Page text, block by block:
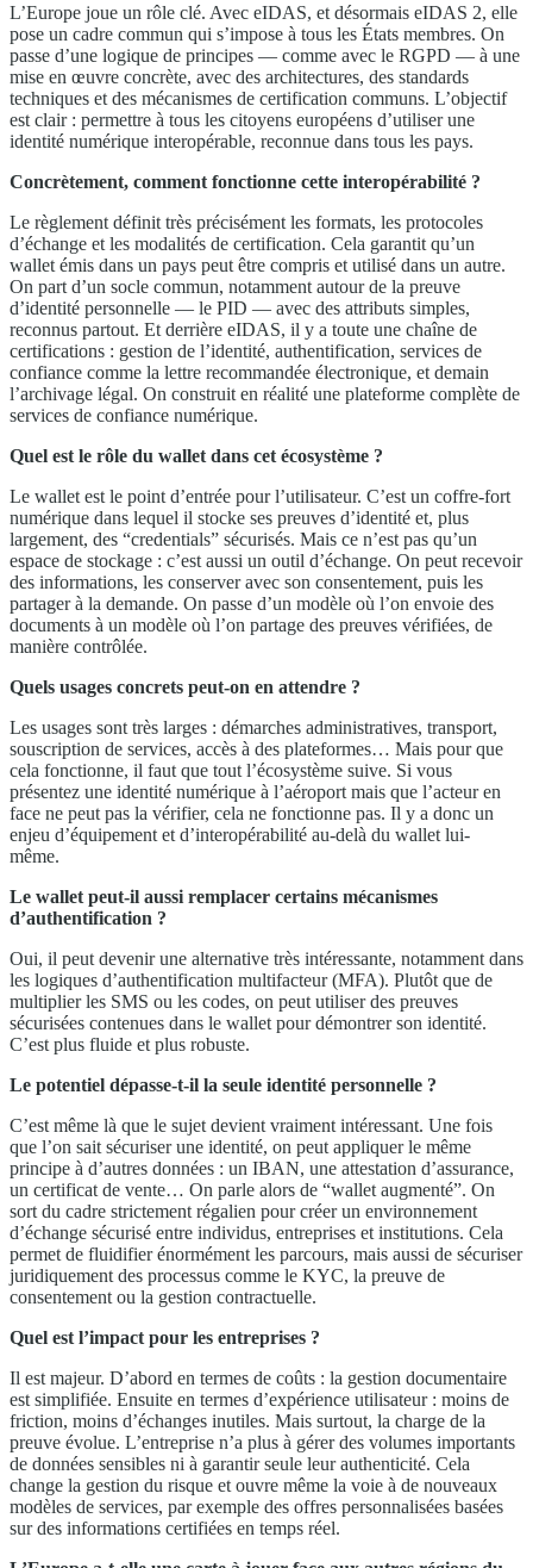
L’Europe joue un rôle clé. Avec eIDAS, et désormais eIDAS 2, elle
pose un cadre commun qui s’impose à tous les États membres. On
passe d’une logique de principes — comme avec le RGPD — à une
mise en œuvre concrète, avec des architectures, des standards
techniques et des mécanismes de certification communs. L’objectif
est clair : permettre à tous les citoyens européens d’utiliser une
identité numérique interopérable, reconnue dans tous les pays.
Concrètement, comment fonctionne cette interopérabilité ?
Le règlement définit très précisément les formats, les protocoles
d’échange et les modalités de certification. Cela garantit qu’un
wallet émis dans un pays peut être compris et utilisé dans un autre.
On part d’un socle commun, notamment autour de la preuve
d’identité personnelle — le PID — avec des attributs simples,
reconnus partout. Et derrière eIDAS, il y a toute une chaîne de
certifications : gestion de l’identité, authentification, services de
confiance comme la lettre recommandée électronique, et demain
l’archivage légal. On construit en réalité une plateforme complète de
services de confiance numérique.
Quel est le rôle du wallet dans cet écosystème ?
Le wallet est le point d’entrée pour l’utilisateur. C’est un coffre-fort
numérique dans lequel il stocke ses preuves d’identité et, plus
largement, des “credentials” sécurisés. Mais ce n’est pas qu’un
espace de stockage : c’est aussi un outil d’échange. On peut recevoir
des informations, les conserver avec son consentement, puis les
partager à la demande. On passe d’un modèle où l’on envoie des
documents à un modèle où l’on partage des preuves vérifiées, de
manière contrôlée.
Quels usages concrets peut-on en attendre ?
Les usages sont très larges : démarches administratives, transport,
souscription de services, accès à des plateformes… Mais pour que
cela fonctionne, il faut que tout l’écosystème suive. Si vous
présentez une identité numérique à l’aéroport mais que l’acteur en
face ne peut pas la vérifier, cela ne fonctionne pas. Il y a donc un
enjeu d’équipement et d’interopérabilité au-delà du wallet lui-
même.
Le wallet peut-il aussi remplacer certains mécanismes
d’authentification ?
Oui, il peut devenir une alternative très intéressante, notamment dans
les logiques d’authentification multifacteur (MFA). Plutôt que de
multiplier les SMS ou les codes, on peut utiliser des preuves
sécurisées contenues dans le wallet pour démontrer son identité.
C’est plus fluide et plus robuste.
Le potentiel dépasse-t-il la seule identité personnelle ?
C’est même là que le sujet devient vraiment intéressant. Une fois
que l’on sait sécuriser une identité, on peut appliquer le même
principe à d’autres données : un IBAN, une attestation d’assurance,
un certificat de vente… On parle alors de “wallet augmenté”. On
sort du cadre strictement régalien pour créer un environnement
d’échange sécurisé entre individus, entreprises et institutions. Cela
permet de fluidifier énormément les parcours, mais aussi de sécuriser
juridiquement des processus comme le KYC, la preuve de
consentement ou la gestion contractuelle.
Quel est l’impact pour les entreprises ?
Il est majeur. D’abord en termes de coûts : la gestion documentaire
est simplifiée. Ensuite en termes d’expérience utilisateur : moins de
friction, moins d’échanges inutiles. Mais surtout, la charge de la
preuve évolue. L’entreprise n’a plus à gérer des volumes importants
de données sensibles ni à garantir seule leur authenticité. Cela
change la gestion du risque et ouvre même la voie à de nouveaux
modèles de services, par exemple des offres personnalisées basées
sur des informations certifiées en temps réel.